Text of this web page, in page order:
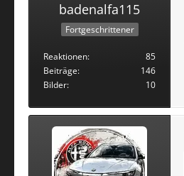
badenalfa115
Fortgeschrittener
Reaktionen
85
Beiträge
146
Bilder
10